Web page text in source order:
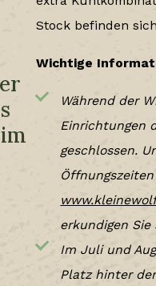
Stock befinden
Wichtige
Während der
Einrichtungen
geschlossen.
erkundigen Sie
Im Juli und
Platz hinter